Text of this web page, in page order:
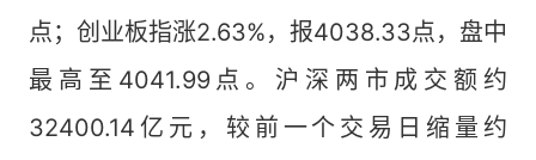
点；创业板指涨2.63%，报4038.33点，盘中
最高至4041.99点。沪深两市成交额约
32400.14亿元，较前一个交易日缩量约